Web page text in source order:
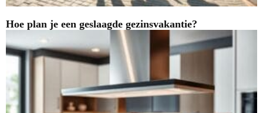
Hoe plan je een geslaagde gezinsvakantie?